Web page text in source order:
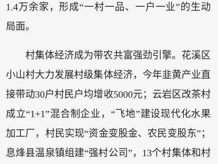
1.4万余家，形成“一村一品、一户一业”的生动
局面。
村集体经济成为带农共富强劲引擎。花溪区
小山村大力发展村级集体经济，今年韭黄产业直
接带动30户村民户均增收5000元；云岩区改茶村
成立“1+1”混合制企业，“飞地”建设现代化水果
加工厂，村民实现“资金变股金、农民变股东”；
息烽县温泉镇组建“强村公司”，13个村集体和村